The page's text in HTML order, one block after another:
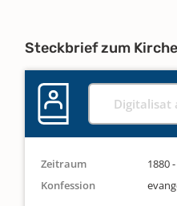
Steckbrief zum
Digitalisat
Zeitraum
1880
Konfession